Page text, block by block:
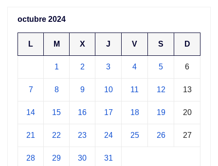
octubre 2024
L M X J V S D
1 2 3 4 5 6
7 8 9 10 11 12 13
14 15 16 17 18 19 20
21 22 23 24 25 26 27
28 29 30 31